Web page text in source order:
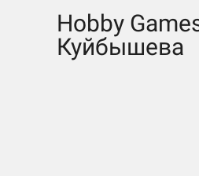
Hobby
Куйбышева